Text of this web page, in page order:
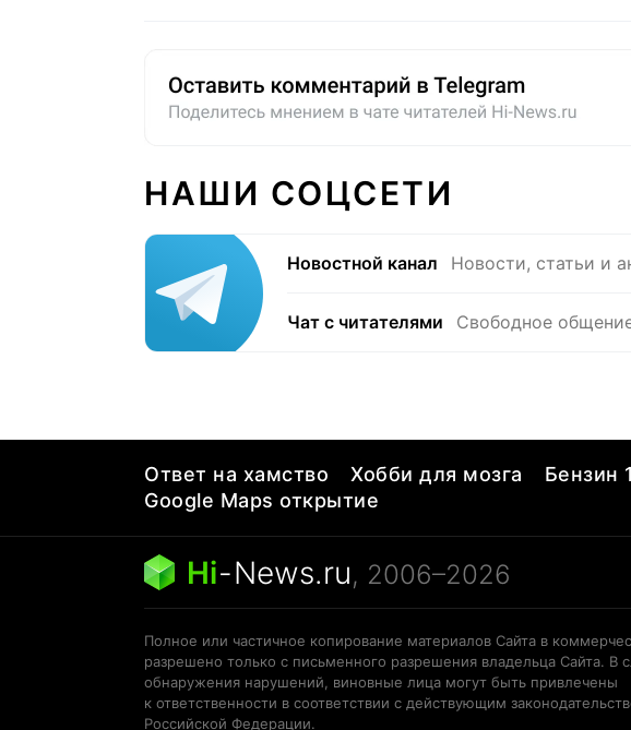
НАШИ СОЦСЕТИ
Новостной канал Новости, статьи и
Чат с читателями Свободное
Ответ на хамство Хобби для мозга Бензин
Google Maps открытие
Hi-News.ru, 2006–2026
Полное или частичное копирование материалов Сайта в
разрешено только с письменного разрешения владельца Сайта. В
обнаружения нарушений, виновные лица могут быть привлечены
к ответственности в соответствии с действующим
Российской Федерации.